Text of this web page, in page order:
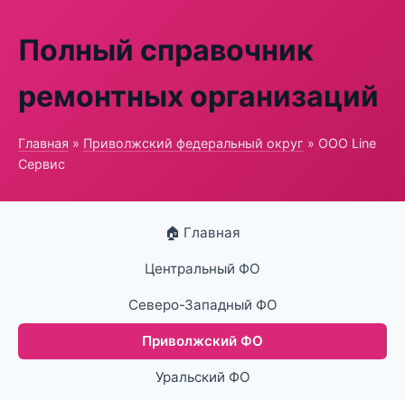
Полный справочник
ремонтных организаций
Главная » Приволжский федеральный округ » ООО Line
Сервис
🏠 Главная
Центральный ФО
Северо-Западный ФО
Приволжский ФО
Уральский ФО